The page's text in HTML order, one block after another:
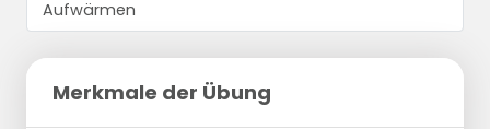
Merkmale der Übung